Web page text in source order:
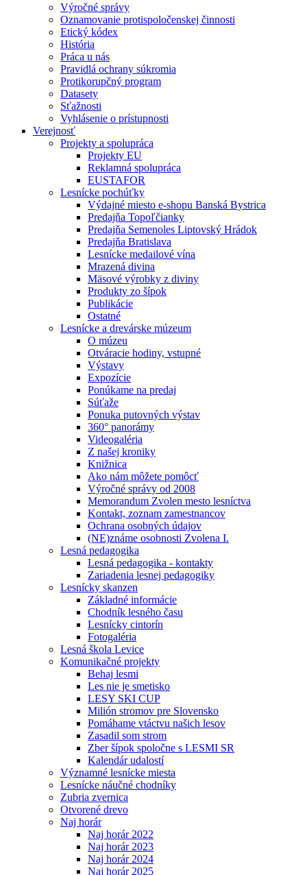
Výročné správy
Oznamovanie protispoločenskej činnosti
Etický kódex
História
Práca u nás
Pravidlá ochrany súkromia
Protikorupčný program
Datasety
Sťažnosti
Vyhlásenie o prístupnosti
Verejnosť
Projekty a spolupráca
Projekty EU
Reklamná spolupráca
EUSTAFOR
Lesnícke pochúťky
Výdajné miesto e-shopu Banská Bystrica
Predajňa Topoľčianky
Predajňa Semenoles Liptovský Hrádok
Predajňa Bratislava
Lesnícke medailové vína
Mrazená divina
Mäsové výrobky z diviny
Produkty zo šípok
Publikácie
Ostatné
Lesnícke a drevárske múzeum
O múzeu
Otváracie hodiny, vstupné
Výstavy
Expozície
Ponúkame na predaj
Súťaže
Ponuka putovných výstav
360° panorámy
Videogaléria
Z našej kroniky
Knižnica
Ako nám môžete pomôcť
Výročné správy od 2008
Memorandum Zvolen mesto lesníctva
Kontakt, zoznam zamestnancov
Ochrana osobných údajov
(NE)známe osobnosti Zvolena I.
Lesná pedagogika
Lesná pedagogika - kontakty
Zariadenia lesnej pedagogiky
Lesnícky skanzen
Základné informácie
Chodník lesného času
Lesnícky cintorín
Fotogaléria
Lesná škola Levice
Komunikačné projekty
Behaj lesmi
Les nie je smetisko
LESY SKI CUP
Milión stromov pre Slovensko
Pomáhame vtáctvu našich lesov
Zasadil som strom
Zber šípok spoločne s LESMI SR
Kalendár udalostí
Významné lesnícke miesta
Lesnícke náučné chodníky
Zubria zvernica
Otvorené drevo
Naj horár
Naj horár 2022
Naj horár 2023
Naj horár 2024
Naj horár 2025